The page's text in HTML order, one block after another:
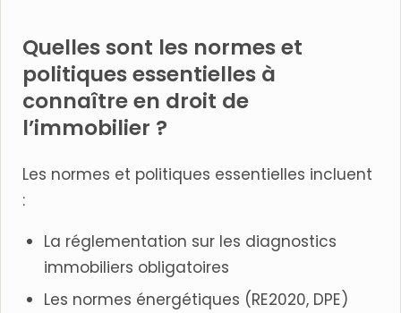
Quelles sont les normes et
politiques essentielles à
connaître en droit de
l’immobilier ?
Les normes et politiques essentielles incluent
:
La réglementation sur les diagnostics
immobiliers obligatoires
Les normes énergétiques (RE2020, DPE)